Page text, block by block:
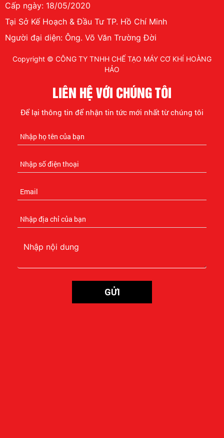
Cấp ngày: 18/05/2020
Tại Sở Kế Hoạch & Đầu Tư TP. Hồ Chí Minh
Người đại diện: Ông. Võ Văn Trường Đời
Copyright © CÔNG TY TNHH CHẾ TẠO MÁY CƠ KHÍ HOÀNG
HẢO
LIÊN HỆ VỚI CHÚNG TÔI
Để lại thông tin để nhận tin tức mới nhất từ chúng tôi